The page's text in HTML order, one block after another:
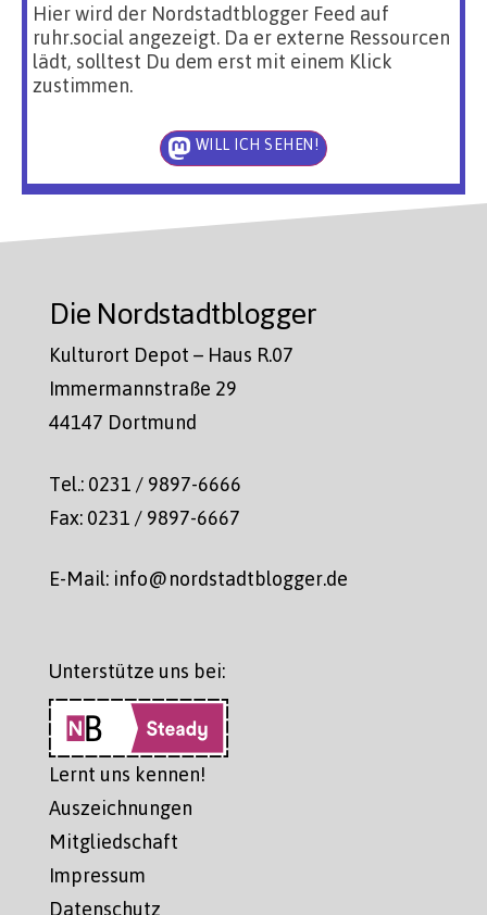
Hier wird der Nordstadtblogger Feed auf
ruhr.social angezeigt. Da er externe Ressourcen
lädt, solltest Du dem erst mit einem Klick
zustimmen.
WILL ICH SEHEN!
Die Nordstadtblogger
Kulturort Depot – Haus R.07
Immermannstraße 29
44147 Dortmund
Tel.: 0231 / 9897-6666
Fax: 0231 / 9897-6667
E-Mail: info@nordstadtblogger.de
Unterstütze uns bei:
Lernt uns kennen!
Auszeichnungen
Mitgliedschaft
Impressum
Datenschutz